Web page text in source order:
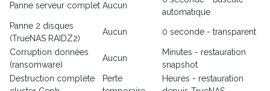
Panne serveur complet Aucun
automatique
Panne 2 disques
(TrueNAS RAIDZ2)
Aucun 0 seconde - transparent
Corruption données
(ransomware)
Aucun
Minutes - restauration
snapshot
Destruction complète
Perte
Heures - restauration